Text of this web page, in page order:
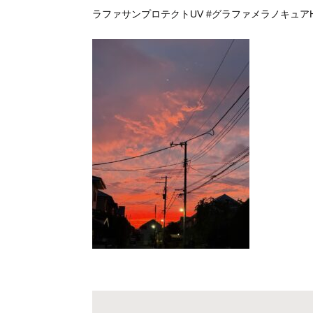
ラファサンプロテクトUV #グラファメラノキュア